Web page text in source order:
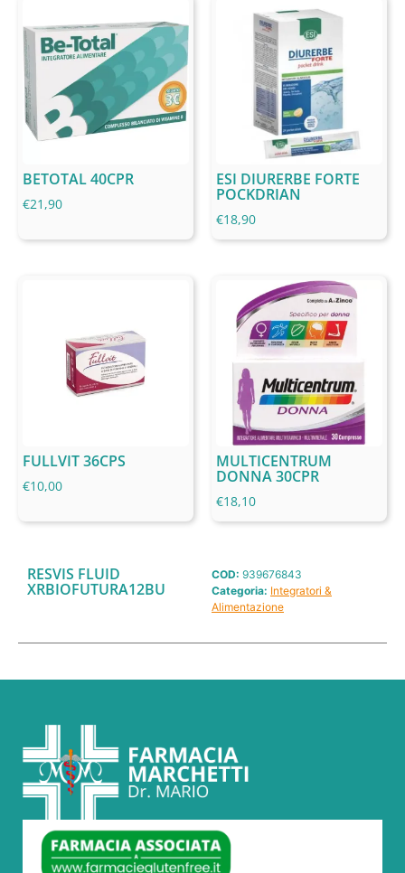
BETOTAL 40CPR
€21,90
ESI DIURERBE FORTE
POCKDRIAN
€18,90
FULLVIT 36CPS
€10,00
MULTICENTRUM
DONNA 30CPR
€18,10
RESVIS FLUID
XRBIOFUTURA12BU
COD: 939676843
Categoria: Integratori &
Alimentazione